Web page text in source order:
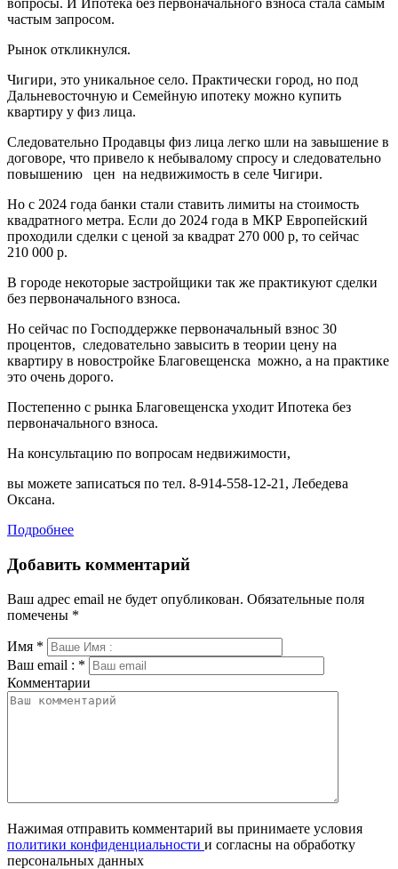
вопросы. И Ипотека без первоначального взноса стала самым
частым запросом.
Рынок откликнулся.
Чигири, это уникальное село. Практически город, но под
Дальневосточную и Семейную ипотеку можно купить
квартиру у физ лица.
Следовательно Продавцы физ лица легко шли на завышение в
договоре, что привело к небывалому спросу и следовательно
повышению цен на недвижимость в селе Чигири.
Но с 2024 года банки стали ставить лимиты на стоимость
квадратного метра. Если до 2024 года в МКР Европейский
проходили сделки с ценой за квадрат 270 000 р, то сейчас
210 000 р.
В городе некоторые застройщики так же практикуют сделки
без первоначального взноса.
Но сейчас по Господдержке первоначальный взнос 30
процентов, следовательно завысить в теории цену на
квартиру в новостройке Благовещенска можно, а на практике
это очень дорого.
Постепенно с рынка Благовещенска уходит Ипотека без
первоначального взноса.
На консультацию по вопросам недвижимости,
вы можете записаться по тел. 8-914-558-12-21, Лебедева
Оксана.
Подробнее
Добавить комментарий
Ваш адрес email не будет опубликован. Обязательные поля
помечены *
Имя *
Ваш email : *
Комментарии
Нажимая отправить комментарий вы принимаете условия
политики конфиденциальности и согласны на обработку
персональных данных